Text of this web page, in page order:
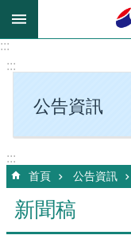
跳到主要內容區塊
:::
:::
公告資訊
:::
首頁 公告資訊
新聞稿